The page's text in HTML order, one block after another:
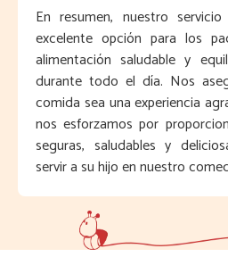
En resumen, nuestro
excelente opción para los
alimentación saludable y
durante todo el día. Nos
comida sea una experiencia
nos esforzamos por
seguras, saludables y
servir a su hijo en nuestro